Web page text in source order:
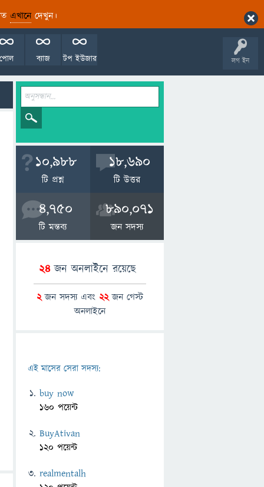
এখানেদেখুন।
লগ ইন
টপ ইউজার
ব্যাজ
পোল
10,988
টি প্রশ্ন
18,690
টি উত্তর
4,750
টি মন্তব্য
890,071
জন সদস্য
24জন অনলাইনে রয়েছে
2জন সদস্য এবং 22জন গেস্ট
অনলাইনে
এই মাসের সেরা সদস্য:
buy now
160 পয়েন্ট
BuyAtivan
120 পয়েন্ট
realmentalh